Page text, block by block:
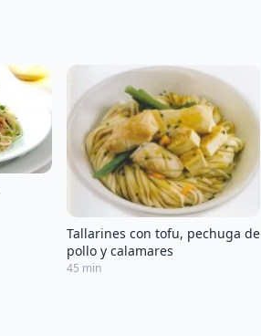
Tallarines con tofu, pechuga de
pollo y calamares
45 min